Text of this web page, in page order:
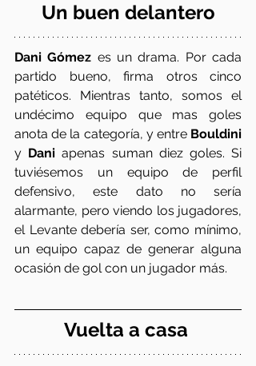
Un buen delantero
Dani Gómez es un drama. Por cada
partido bueno, firma otros cinco
patéticos. Mientras tanto, somos el
undécimo equipo que mas goles
anota de la categoría, y entre Bouldini
y Dani apenas suman diez goles. Si
tuviésemos un equipo de perfil
defensivo, este dato no sería
alarmante, pero viendo los jugadores,
el Levante debería ser, como mínimo,
un equipo capaz de generar alguna
ocasión de gol con un jugador más.
Vuelta a casa